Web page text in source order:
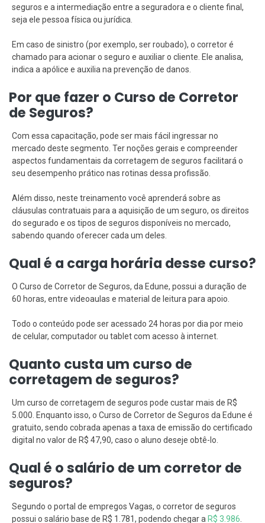
seguros e a intermediação entre a seguradora e o cliente final,
seja ele pessoa física ou jurídica.
Em caso de sinistro (por exemplo, ser roubado), o corretor é
chamado para acionar o seguro e auxiliar o cliente. Ele analisa,
indica a apólice e auxilia na prevenção de danos.
Por que fazer o Curso de Corretor
de Seguros?
Com essa capacitação, pode ser mais fácil ingressar no
mercado deste segmento. Ter noções gerais e compreender
aspectos fundamentais da corretagem de seguros facilitará o
seu desempenho prático nas rotinas dessa profissão.
Além disso, neste treinamento você aprenderá sobre as
cláusulas contratuais para a aquisição de um seguro, os direitos
do segurado e os tipos de seguros disponíveis no mercado,
sabendo quando oferecer cada um deles.
Qual é a carga horária desse curso?
O Curso de Corretor de Seguros, da Edune, possui a duração de
60 horas, entre videoaulas e material de leitura para apoio.
Todo o conteúdo pode ser acessado 24 horas por dia por meio
de celular, computador ou tablet com acesso à internet.
Quanto custa um curso de
corretagem de seguros?
Um curso de corretagem de seguros pode custar mais de R$
5.000. Enquanto isso, o Curso de Corretor de Seguros da Edune é
gratuito, sendo cobrada apenas a taxa de emissão do certificado
digital no valor de R$ 47,90, caso o aluno deseje obtê-lo.
Qual é o salário de um corretor de
seguros?
Segundo o portal de empregos Vagas, o corretor de seguros
possui o salário base de R$ 1.781, podendo chegar a R$ 3.986